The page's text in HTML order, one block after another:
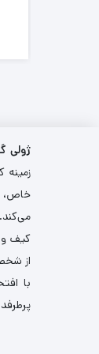
ژولی
خاص،
کیف
از
با